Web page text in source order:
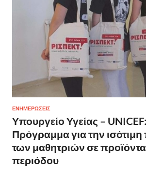
ΕΝΗΜΕΡΏΣΕΙΣ
Υπουργείο Υγείας –
Πρόγραμμα για την
των μαθητριών σε προϊόντα
περιόδου